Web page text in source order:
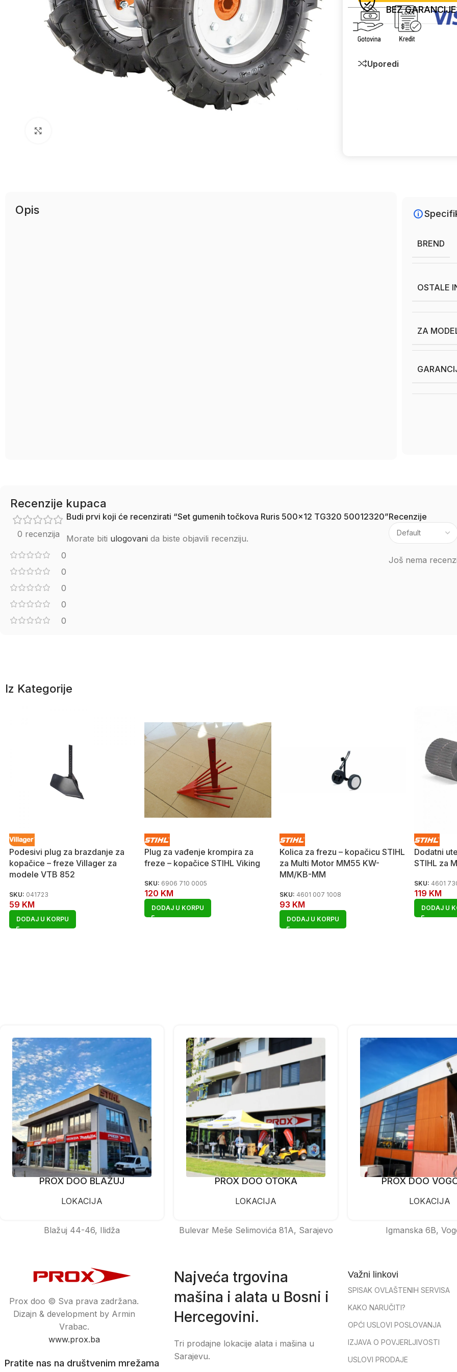
BEZ GARANCIJE
Uporedi
Opis
BREND
OSTALE
ZA
Recenzije kupaca
0 recenzija
0
0
0
0
0
Recenzije
Još nema
Budi prvi koji će recenzirati “Set gumenih točkova Ruris 500×12 TG320 50012320”
Morate biti ulogovani da biste objavili recenziju.
Iz Kategorije
Podesivi plug za brazdanje za
kopačice – freze Villager za
modele VTB 852
SKU: 041723
59 KM
DODAJ U KORPU
Plug za vađenje krompira za
freze – kopačice STIHL Viking
SKU: 6906 710 0005
120 KM
DODAJ U KORPU
Kolica za frezu – kopačicu STIHL
za Multi Motor MM55 KW-
MM/KB-MM
SKU: 4601 007 1008
93 KM
DODAJ U KORPU
Dodatni
STIHL za
SKU: 4601
119 KM
DODAJ U
PROX DOO BLAŽUJ
LOKACIJA
Blažuj 44-46, Ilidža
PROX DOO OTOKA
LOKACIJA
Bulevar Meše Selimovića 81A, Sarajevo
PROX DOO
LOKACIJA
Igmanska 6B,
Prox doo © Sva prava zadržana.
Dizajn & development by Armin
Vrabac.
www.prox.ba
Pratite nas na društvenim mrežama
Najveća trgovina
mašina i alata u Bosni i
Hercegovini.
Tri prodajne lokacije alata i mašina u
Sarajevu.
Važni linkovi
SPISAK OVLAŠTENIH SERVISA
KAKO NARUČITI?
OPĆI USLOVI POSLOVANJA
IZJAVA O POVJERLJIVOSTI
USLOVI PRODAJE